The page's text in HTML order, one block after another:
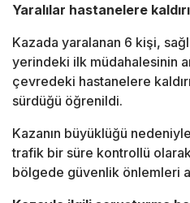
Yaralılar hastanelere
Kazada yaralanan 6 kişi,
yerindeki ilk müdahalesinin
çevredeki hastanelere
sürdüğü öğrenildi.
Kazanın büyüklüğü
trafik bir süre kontrollü
bölgede güvenlik önlemleri